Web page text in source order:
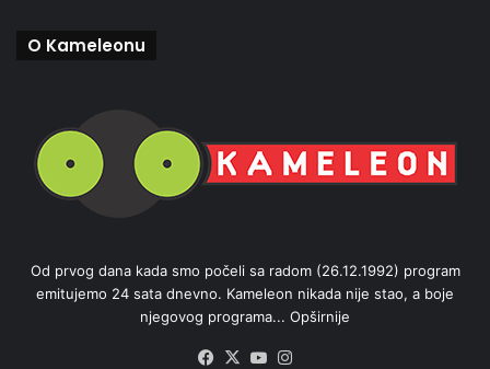
O Kameleonu
Od prvog dana kada smo počeli sa radom (26.12.1992) program
emitujemo 24 sata dnevno. Kameleon nikada nije stao, a boje
njegovog programa... Opširnije
Facebook
X YouTube